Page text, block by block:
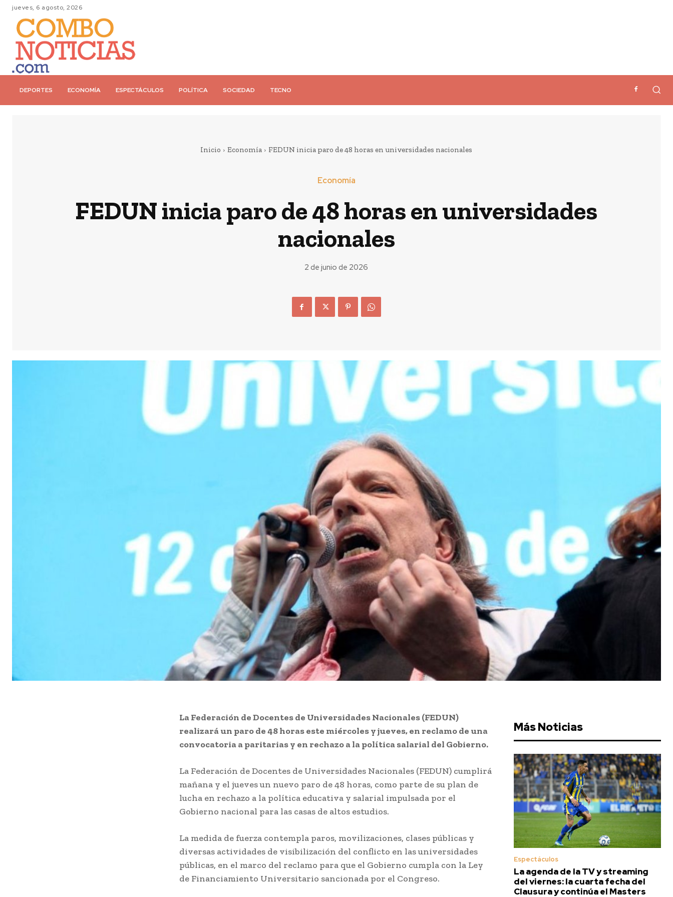
jueves, 6 agosto, 2026
DEPORTES ECONOMÍA ESPECTÁCULOS POLÍTICA SOCIEDAD TECNO
Inicio Economía FEDUN inicia paro de 48 horas en universidades nacionales
Economía
FEDUN inicia paro de 48 horas en universidades
nacionales
2 de junio de 2026
La Federación de Docentes de Universidades Nacionales (FEDUN)
realizará un paro de 48 horas este miércoles y jueves, en reclamo de una
convocatoria a paritarias y en rechazo a la política salarial del Gobierno.
La Federación de Docentes de Universidades Nacionales (FEDUN) cumplirá
mañana y el jueves un nuevo paro de 48 horas, como parte de su plan de
lucha en rechazo a la política educativa y salarial impulsada por el
Gobierno nacional para las casas de altos estudios.
La medida de fuerza contempla paros, movilizaciones, clases públicas y
diversas actividades de visibilización del conflicto en las universidades
públicas, en el marco del reclamo para que el Gobierno cumpla con la Ley
de Financiamiento Universitario sancionada por el Congreso.
Más Noticias
Espectáculos
La agenda de la TV y streaming
del viernes: la cuarta fecha del
Clausura y continúa el Masters